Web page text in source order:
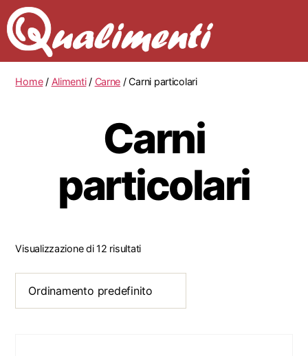
Home/ Alimenti/ Carne / Carni particolari
Carni
particolari
Visualizzazione di 12 risultati